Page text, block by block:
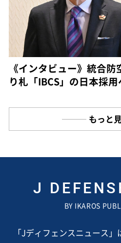
《インタビュー》統合
り札「IBCS」の日本採
もっと
J
BY IKAROS
「Jディフェンスニュース